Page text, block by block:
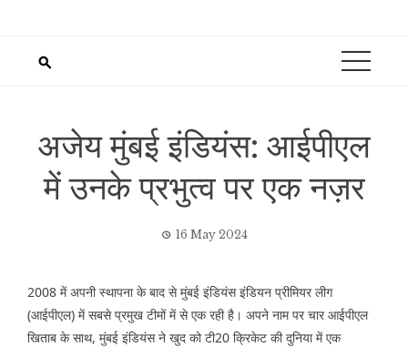
अजेय मुंबई इंडियंस: आईपीएल
में उनके प्रभुत्व पर एक नज़र
16 May 2024
2008 में अपनी स्थापना के बाद से मुंबई इंडियंस इंडियन प्रीमियर लीग
(आईपीएल) में सबसे प्रमुख टीमों में से एक रही है। अपने नाम पर चार आईपीएल
खिताब के साथ, मुंबई इंडियंस ने खुद को टी20 क्रिकेट की दुनिया में एक